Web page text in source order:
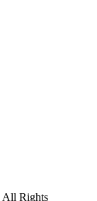
All Rights